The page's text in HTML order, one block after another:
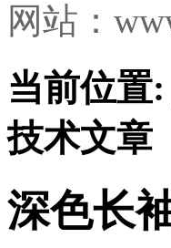
网站：
当前位置:
技术文章
深色长